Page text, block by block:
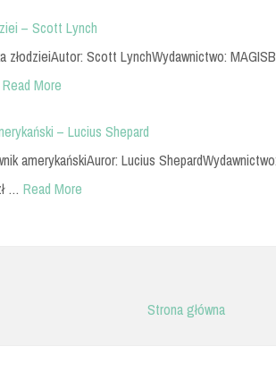
– Scott Lynch
złodzieiAutor: Scott LynchWydawnictwo:
Read More
– Lucius Shepard
amerykańskiAuror: Lucius
… Read More
Strona główna